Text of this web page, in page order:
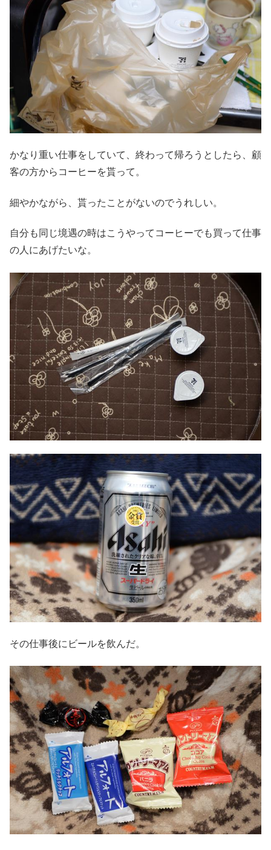
かなり重い仕事をしていて、終わって帰ろうとしたら、顧
客の方からコーヒーを貰って。
細やかながら、貰ったことがないのでうれしい。
自分も同じ境遇の時はこうやってコーヒーでも買って仕事
の人にあげたいな。
その仕事後にビールを飲んだ。